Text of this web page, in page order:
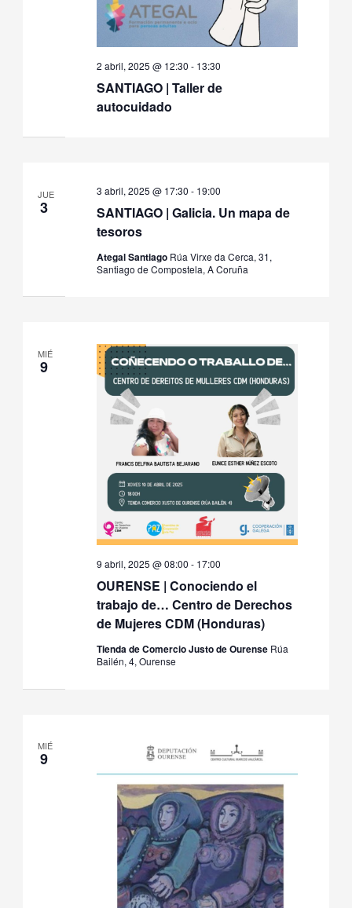
SANTIAGO | Taller de
autocuidado
2 abril, 2025 @ 12:30 - 13:30
JUE
3
SANTIAGO | Galicia. Un mapa de
tesoros
3 abril, 2025 @ 17:30 - 19:00
Ategal Santiago Rúa Virxe da Cerca, 31,
Santiago de Compostela, A Coruña
MIÉ
9
OURENSE | Conociendo el
trabajo de… Centro de Derechos
de Mujeres CDM (Honduras)
9 abril, 2025 @ 08:00 - 17:00
Tienda de Comercio Justo de Ourense Rúa
Bailén, 4, Ourense
MIÉ
9